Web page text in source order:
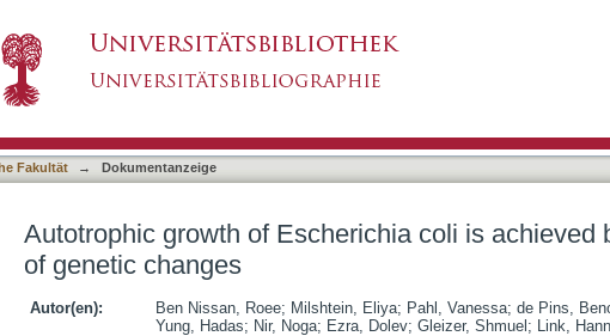
Fakultät → Dokumentanzeige
Autotrophic growth of Escherichia coli is achieved
of genetic changes
Autor(en): Ben Nissan, Roee; Milshtein, Eliya; Pahl, Vanessa; de Pins,
Yung, Hadas; Nir, Noga; Ezra, Dolev; Gleizer, Shmuel ; Link,